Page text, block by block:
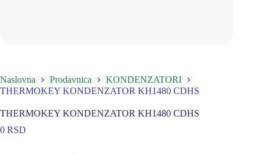
Naslovna Prodavnica
KONDENZATORI
THERMOKEY KONDENZATOR KH1480 CDHS
THERMOKEY KONDENZATOR KH1480 CDHS
0 RSD